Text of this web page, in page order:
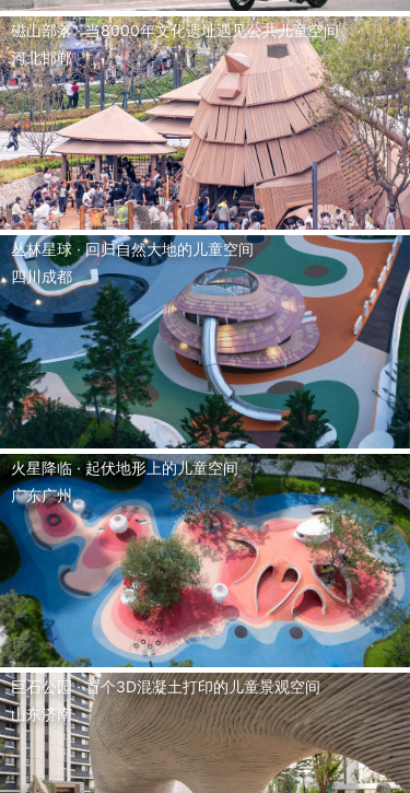
磁山部落 · 当8000年文化遗址遇见公共儿童空间
河北邯郸
丛林星球 · 回归自然大地的儿童空间
四川成都
火星降临 · 起伏地形上的儿童空间
广东广州
巨石公园 · 首个3D混凝土打印的儿童景观空间
山东济南